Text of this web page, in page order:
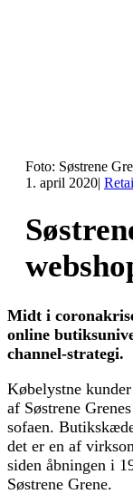
Foto: Søstrene
1. april 2020|
Midt i
online
channel-strategi.
Købelystne
af Søstrene
sofaen.
det er en af
siden åbningen i
Søstrene Grene.